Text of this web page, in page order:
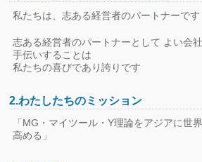
私たちは、志ある経営者のパートナーです
志ある経営者のパートナーとして よい会
手伝いすることは
私たちの喜びであり誇りです
2.わたしたちのミッション
「MG・マイツール・Y理論をアジアに
高める」